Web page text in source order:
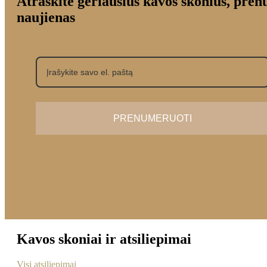
naujienas
PRENUMERUOTI
Kavos skoniai ir atsiliepimai
Visi atsiliepimai